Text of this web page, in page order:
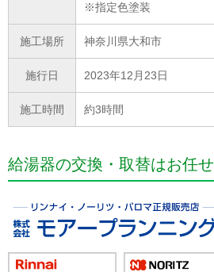
※指定色塗装
施工場所 神奈川県大和市
施行日 2023年12月23日
施工時間 約3時間
給湯器の交換・取替はお任せ